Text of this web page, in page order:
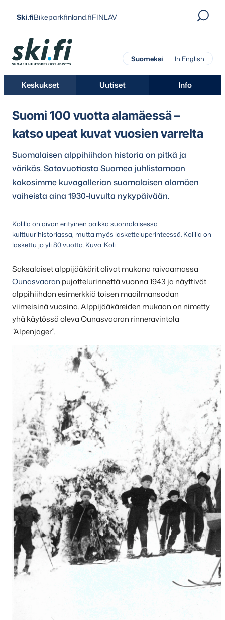
Siirry
suoraan
sisältöön
Ski.fiBikeparkfinland.fiFINLAV
Ski.fi
Suomeksi In English
Keskukset Uutiset Info
Suomi 100 vuotta alamäessä –
katso upeat kuvat vuosien varrelta
Suomalaisen alppihiihdon historia on pitkä ja
värikäs. Satavuotiasta Suomea juhlistamaan
kokosimme kuvagallerian suomalaisen alamäen
vaiheista aina 1930-luvulta nykypäivään.
Kolilla on aivan erityinen paikka suomalaisessa
kulttuurihistoriassa, mutta myös lasketteluperinteessä. Kolilla on
laskettu jo yli 80 vuotta. Kuva: Koli
Saksalaiset alppijääkärit olivat mukana raivaamassa
Ounasvaaran pujottelurinnettä vuonna 1943 ja näyttivät
alppihiihdon esimerkkiä toisen maailmansodan
viimeisinä vuosina. Alppijääkäreiden mukaan on nimetty
yhä käytössä oleva Ounasvaaran rinneravintola
”Alpenjager”.